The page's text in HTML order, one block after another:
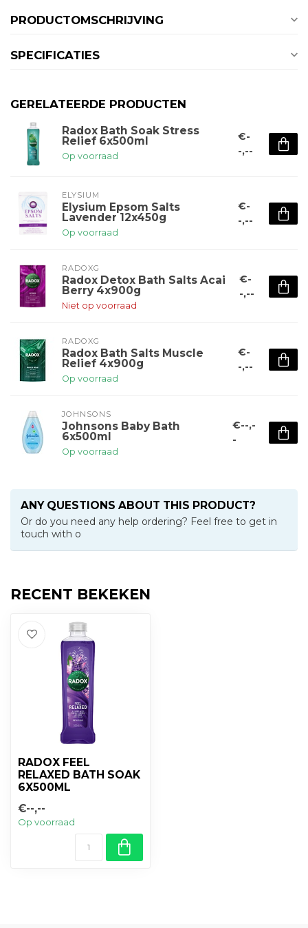
PRODUCTOMSCHRIJVING
SPECIFICATIES
GERELATEERDE PRODUCTEN
Radox Bath Soak Stress
Relief 6x500ml
Op voorraad
€-
-,--
ELYSIUM
Elysium Epsom Salts
Lavender 12x450g
Op voorraad
€-
-,--
RADOXG
Radox Detox Bath Salts Acai
Berry 4x900g
Niet op voorraad
€-
-,--
RADOXG
Radox Bath Salts Muscle
Relief 4x900g
Op voorraad
€-
-,--
JOHNSONS
Johnsons Baby Bath
6x500ml
Op voorraad
€--,-
-
ANY QUESTIONS ABOUT THIS PRODUCT?
Or do you need any help ordering? Feel free to get in
touch with o
RECENT BEKEKEN
RADOX FEEL
RELAXED BATH SOAK
6X500ML
€--,--
Op voorraad